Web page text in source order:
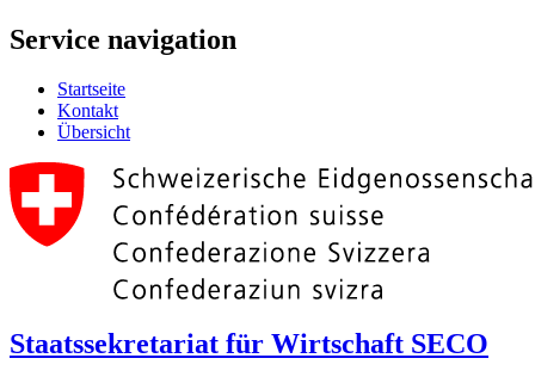
Service navigation
Startseite
Kontakt
Übersicht
Staatssekretariat für Wirtschaft SECO